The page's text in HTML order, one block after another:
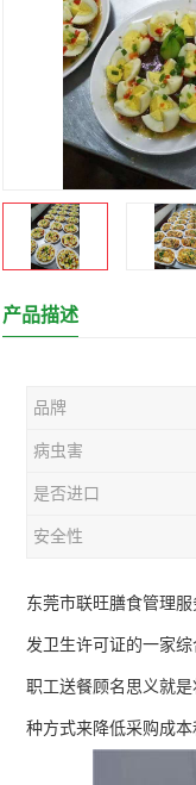
产品描述
品牌
病虫害
是否进口
安全性
东莞市联旺膳食管理
发卫生许可证的一家综
职工送餐顾名思义就
种方式来降低采购成本